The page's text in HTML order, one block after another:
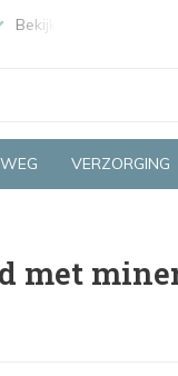
Bekijk de producten
VERZORGING
met